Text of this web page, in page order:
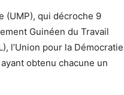
(UMP), qui décroche 9
Guinéen du Travail
l’Union pour la Démocratie
obtenu chacune un